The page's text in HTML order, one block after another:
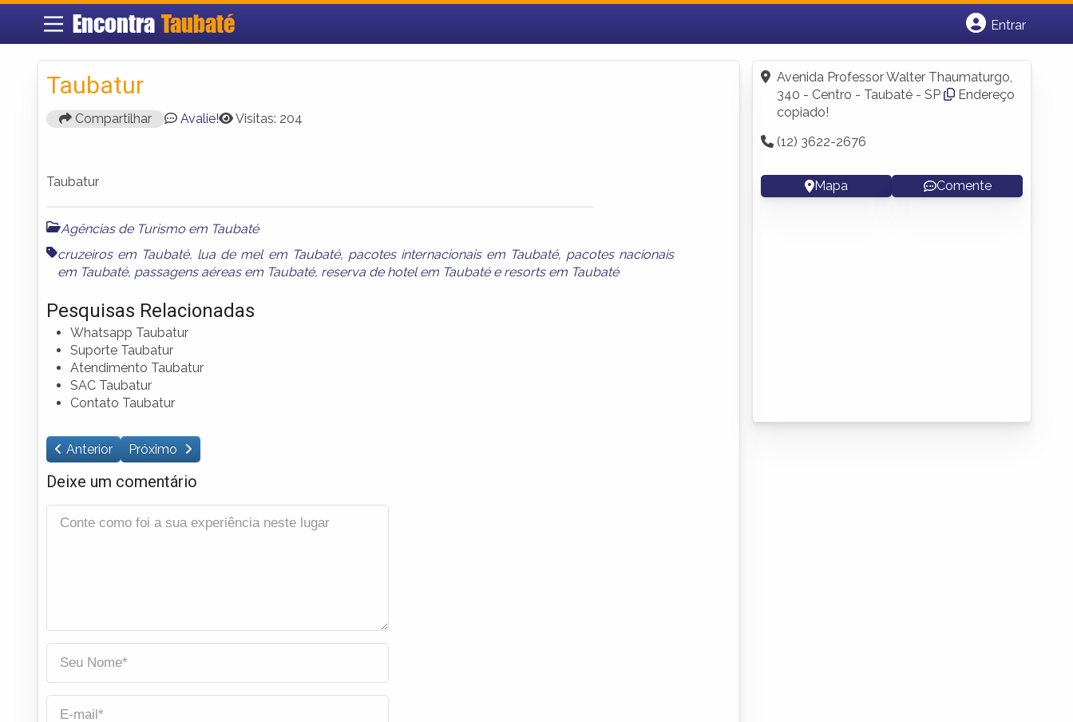
Encontra Taubaté
Entrar
Fazer login
Criar conta
Taubatur
Compartilhar Avalie! Visitas: 204
Taubatur
Agências de Turismo em Taubaté
cruzeiros em Taubaté, lua de mel em Taubaté, pacotes internacionais em Taubaté, pacotes nacionais
em Taubaté, passagens aéreas em Taubaté, reserva de hotel em Taubatée resorts em Taubaté
Pesquisas Relacionadas
Whatsapp Taubatur
Suporte Taubatur
Atendimento Taubatur
SAC Taubatur
Contato Taubatur
Anterior Próximo
Deixe um comentário
Avenida Professor Walter Thaumaturgo,
340 - Centro - Taubaté - SP
Endereço
copiado!
(12) 3622-2676
Mapa Comente